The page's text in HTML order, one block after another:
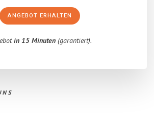
ANGEBOT ERHALTEN
in 15 Minuten(garantiert).